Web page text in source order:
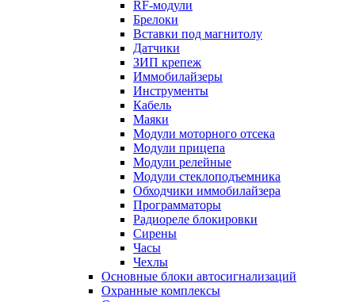
RF-модули
Брелоки
Вставки под магнитолу
Датчики
ЗИП крепеж
Иммобилайзеры
Инструменты
Кабель
Маяки
Модули моторного отсека
Модули прицепа
Модули релейные
Модули стеклоподъемника
Обходчики иммобилайзера
Программаторы
Радиореле блокировки
Сирены
Часы
Чехлы
Основные блоки автосигнализаций
Охранные комплексы